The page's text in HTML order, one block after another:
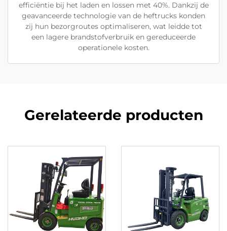
efficiëntie bij het laden en lossen met 40%. Dankzij de
geavanceerde technologie van de heftrucks konden
zij hun bezorgroutes optimaliseren, wat leidde tot
een lagere brandstofverbruik en gereduceerde
operationele kosten.
Gerelateerde producten